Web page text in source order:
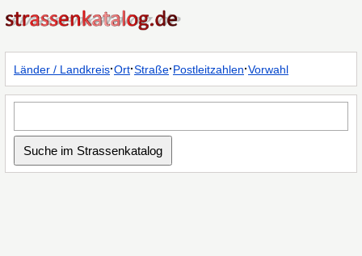
Länder / Landkreis·Ort·Straße·Postleitzahlen·Vorwahl